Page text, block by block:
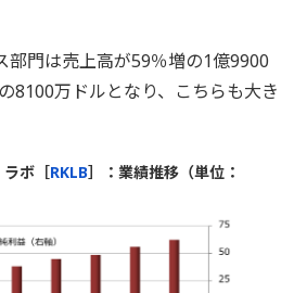
部門は売上高が59％増の1億9900
8100万ドルとなり、こちらも大き
ラボ［RKLB］：業績推移（単位：